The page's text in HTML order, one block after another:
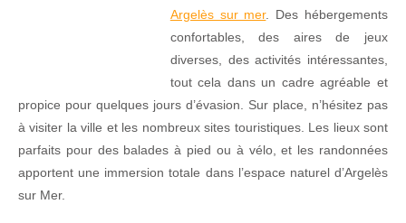
Argelès sur mer. Des hébergements
confortables, des aires de jeux
diverses, des activités intéressantes,
tout cela dans un cadre agréable et
propice pour quelques jours d’évasion. Sur place, n’hésitez pas
à visiter la ville et les nombreux sites touristiques. Les lieux sont
parfaits pour des balades à pied ou à vélo, et les randonnées
apportent une immersion totale dans l’espace naturel d’Argelès
sur Mer.